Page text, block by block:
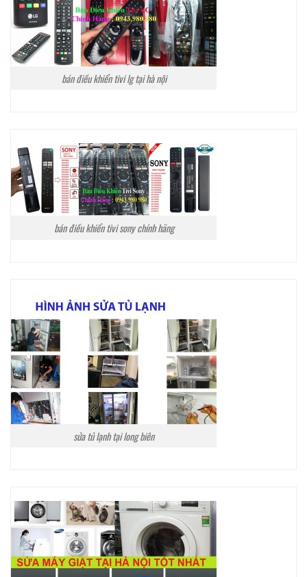
bán điều khiển tivi lg tại hà nội
bán điều khiển tivi sony chính hãng
sửa tủ lạnh tại long biên